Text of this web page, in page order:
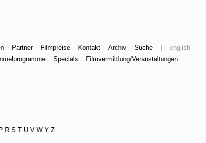
Partner Filmpreise Kontakt Archiv Suche
english
Specials Filmvermittlung/Veranstaltungen
P R S T U V W Y Z